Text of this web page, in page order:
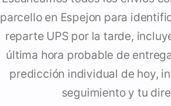
parcello en Espejon para
reparte UPS por la tarde,
última hora probable de
predicción individual de hoy,
seguimiento y tu